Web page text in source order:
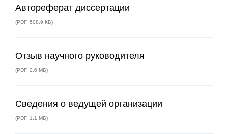
Автореферат диссертации
(PDF, 508,9 КБ)
Отзыв научного руководителя
(PDF, 2,6 МБ)
Сведения о ведущей организации
(PDF, 1,1 МБ)